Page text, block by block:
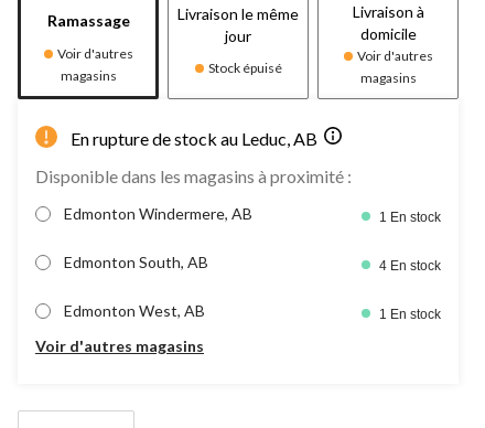
Ramassage
Voir d'autres
magasins
Livraison le même
jour
Stock épuisé
Livraison à
domicile
Voir d'autres
magasins
En rupture de stock au Leduc, AB
Disponible dans les magasins à proximité :
Edmonton Windermere, AB 1 En stock
Edmonton South, AB 4 En stock
Edmonton West, AB 1 En stock
Voir d'autres magasins